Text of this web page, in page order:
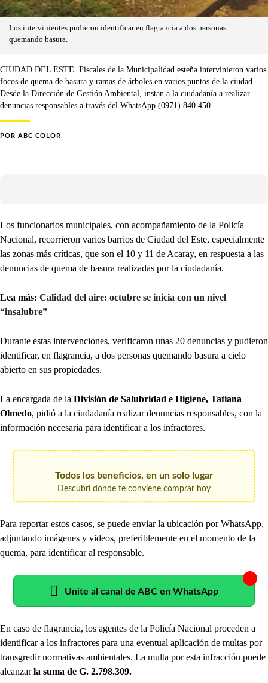
Los intervinientes pudieron identificar en flagrancia a dos personas
quemando basura.
CIUDAD DEL ESTE. Fiscales de la Municipalidad esteña intervinieron varios
focos de quema de basura y ramas de árboles en varios puntos de la ciudad.
Desde la Dirección de Gestión Ambiental, instan a la ciudadanía a realizar
denuncias responsables a través del WhatsApp (0971) 840 450.
POR ABC COLOR
Los funcionarios municipales, con acompañamiento de la Policía
Nacional, recorrieron varios barrios de Ciudad del Este, especialmente
las zonas más críticas, que son el 10 y 11 de Acaray, en respuesta a las
denuncias de quema de basura realizadas por la ciudadanía.
Lea más: Calidad del aire: octubre se inicia con un nivel
“insalubre”
Durante estas intervenciones, verificaron unas 20 denuncias y pudieron
identificar, en flagrancia, a dos personas quemando basura a cielo
abierto en sus propiedades.
La encargada de la División de Salubridad e Higiene, Tatiana
Olmedo, pidió a la ciudadanía realizar denuncias responsables, con la
información necesaria para identificar a los infractores.
Todos los beneficios, en un solo lugar
Descubrí donde te conviene comprar hoy
Para reportar estos casos, se puede enviar la ubicación por WhatsApp,
adjuntando imágenes y videos, preferiblemente en el momento de la
quema, para identificar al responsable.
Unite al canal de ABC en WhatsApp
En caso de flagrancia, los agentes de la Policía Nacional proceden a
identificar a los infractores para una eventual aplicación de multas por
transgredir normativas ambientales. La multa por esta infracción puede
alcanzarla suma de G. 2.798.309.